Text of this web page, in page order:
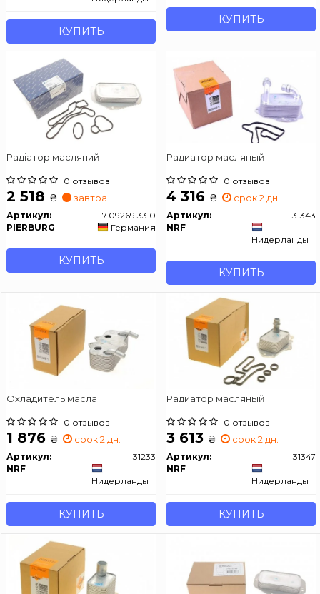
КУПИТЬ
КУПИТЬ
Радіатор масляний
0 отзывов
2 518 ₴ завтра
Артикул:
7.09269.33.0
PIERBURG
Германия
КУПИТЬ
Радиатор масляный
0 отзывов
4 316 ₴ срок 2 дн.
Артикул:
31343
NRF
Нидерланды
КУПИТЬ
Охладитель масла
0 отзывов
1 876 ₴ срок 2 дн.
Артикул:
31233
NRF
Нидерланды
КУПИТЬ
Радиатор масляный
0 отзывов
3 613 ₴ срок 2 дн.
Артикул:
31347
NRF
Нидерланды
КУПИТЬ